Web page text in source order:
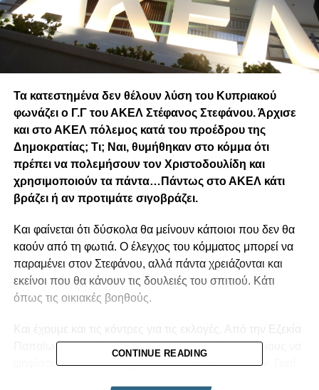
Τα κατεστημένα δεν θέλουν λύση του Κυπριακού
φωνάζει ο Γ.Γ του ΑΚΕΛ Στέφανος Στεφάνου. Άρχισε
και στο ΑΚΕΛ πόλεμος κατά του προέδρου της
Δημοκρατίας; Τι; Ναι, θυμήθηκαν στο κόμμα ότι
πρέπει να πολεμήσουν τον Χριστοδουλίδη και
χρησιμοποιούν τα πάντα…Πάντως στο ΑΚΕΛ κάτι
βράζει ή αν προτιμάτε σιγοβράζει.
Και φαίνεται ότι δύσκολα θα μείνουν κάποιοι που δεν θα
καούν από τη φωτιά. Ο έλεγχος του κόμματος μπορεί να
παραμένει στον Στεφάνου, αλλά πάντα χρειάζονται και
εκείνοι που θα κάνουν τις δουλειές του σπιτιού. Κάτι
όπως τις οικιακές βοηθούς.
Παπαϊωάννου δίνεται γραμμή για να ψηφίσουν ποιους να
ψηφίσουν και οι υποψήφιοι τρέχουν να προλάβουν. Γιατί
CONTINUE READING